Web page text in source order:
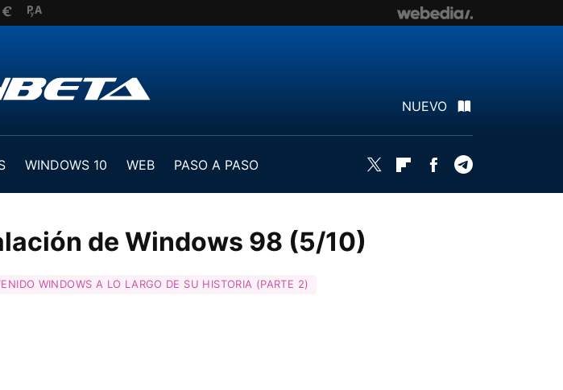
NUEVO
WINDOWS 10 WEB
PASO A PASO
Twitter FlipboardFacebook
de Windows 98 (5/10)
WINDOWS A LO LARGO DE SU HISTORIA (PARTE 2)